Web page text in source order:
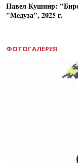
Павел Кушнир:
"Медуза", 2025 г.
ФОТОГАЛЕРЕЯ